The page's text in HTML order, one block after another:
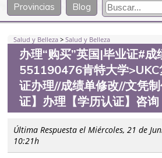
Provincias
Blog
Salud y Belleza >Salud y Belleza
办理“购买”英国|毕业证#成
551190476肯特大学
证办理//成绩单修改//文凭
证】办理【学历认证】咨询
Última Respuesta el Miércoles, 21 de
10:21h